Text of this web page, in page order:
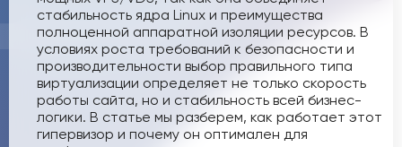
стабильность ядра Linux и преимущества
полноценной аппаратной изоляции ресурсов. В
условиях роста требований к безопасности и
производительности выбор правильного типа
виртуализации определяет не только скорость
работы сайта, но и стабильность всей бизнес-
логики. В статье мы разберем, как работает этот
гипервизор и почему он оптимален для